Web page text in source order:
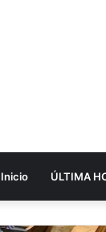
Inicio ÚLTIMA